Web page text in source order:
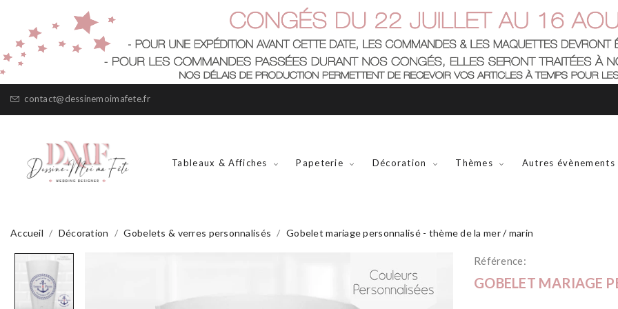
contact@dessinemoimafete.fr
Tableaux & Affiches Papeterie Décoration Thèmes Autres évènements
Accueil Décoration Gobelets & verres personnalisés Gobelet mariage personnalisé - thème de la mer / marin
Référence:
GOBELET MARIAGE